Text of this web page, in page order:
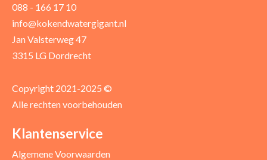
Uw recensie *
088 - 166 17 10
info@kokendwatergigant.nl
Jan Valsterweg 47
3315 LG Dordrecht
Copyright 2021-2025 ©
Alle rechten voorbehouden
Klantenservice
Algemene Voorwaarden